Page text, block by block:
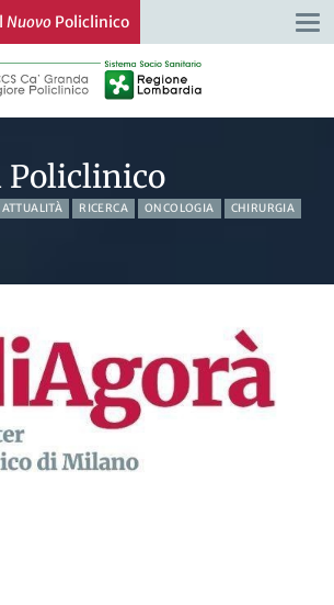
NuovoPoliclinico
Policlinico
ATTUALITÀ RICERCA ONCOLOGIA CHIRURGIA